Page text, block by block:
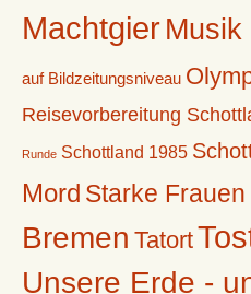
Machtgier
auf Bildzeitungsniveau
Reisevorbereitung
Runde Schottland 1985
Mord Starke Frauen
Bremen Tatort
Unsere Erde -